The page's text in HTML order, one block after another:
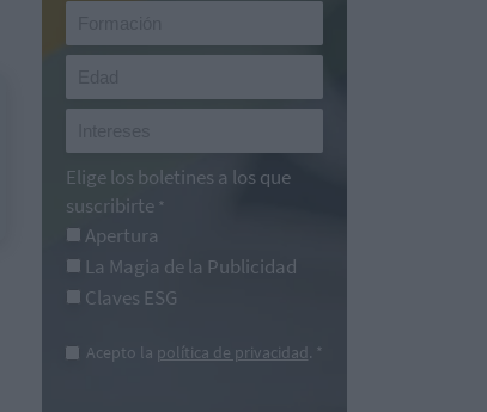
Elige los boletines a los que
suscribirte *
Apertura
La Magia de la Publicidad
Claves ESG
Acepto la política de privacidad. *